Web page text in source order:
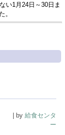
い1月24日～30日ま
。
| by 給食センタ
ー